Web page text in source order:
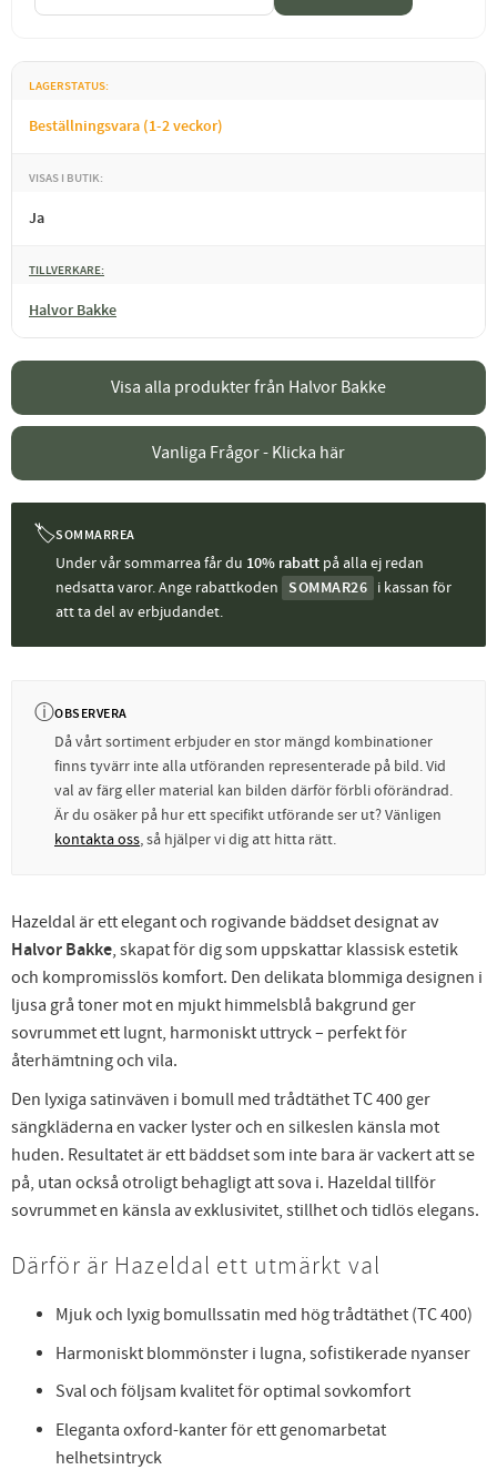
LAGERSTATUS
Beställningsvara (1-2 veckor)
VISAS I BUTIK
Ja
TILLVERKARE
Halvor Bakke
Visa alla produkter från Halvor Bakke
Vanliga Frågor - Klicka här
🏷SOMMARREA
Under vår sommarrea får du 10% rabatt på alla ej redan
nedsatta varor. Ange rabattkoden
SOMMAR26 i kassan för
att ta del av erbjudandet.
ⓘOBSERVERA
Då vårt sortiment erbjuder en stor mängd kombinationer
finns tyvärr inte alla utföranden representerade på bild. Vid
val av färg eller material kan bilden därför förbli oförändrad.
Är du osäker på hur ett specifikt utförande ser ut? Vänligen
kontakta oss, så hjälper vi dig att hitta rätt.
Hazeldal är ett elegant och rogivande bäddset designat av
Halvor Bakke, skapat för dig som uppskattar klassisk estetik
och kompromisslös komfort. Den delikata blommiga designen i
ljusa grå toner mot en mjukt himmelsblå bakgrund ger
sovrummet ett lugnt, harmoniskt uttryck – perfekt för
återhämtning och vila.
Den lyxiga satinväven i bomull med trådtäthet TC 400 ger
sängkläderna en vacker lyster och en silkeslen känsla mot
huden. Resultatet är ett bäddset som inte bara är vackert att se
på, utan också otroligt behagligt att sova i. Hazeldal tillför
sovrummet en känsla av exklusivitet, stillhet och tidlös elegans.
Därför är Hazeldal ett utmärkt val
Mjuk och lyxig bomullssatin med hög trådtäthet (TC 400)
Harmoniskt blommönster i lugna, sofistikerade nyanser
Sval och följsam kvalitet för optimal sovkomfort
Eleganta oxford-kanter för ett genomarbetat
helhetsintryck